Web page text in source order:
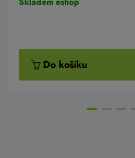
Do košíku